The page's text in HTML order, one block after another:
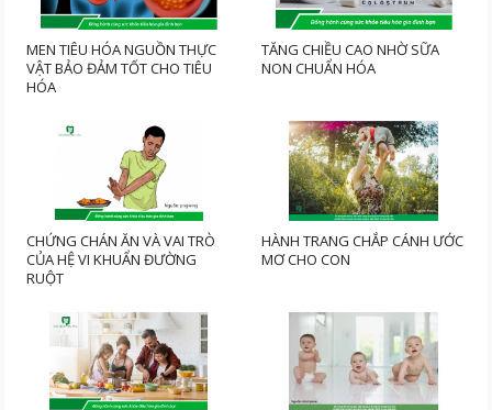
MEN TIÊU HÓA NGUỒN THỰC
VẬT BẢO ĐẢM TỐT CHO TIÊU
HÓA
TĂNG CHIỀU CAO NHỜ SỮA
NON CHUẨN HÓA
CHỨNG CHÁN ĂN VÀ VAI TRÒ
CỦA HỆ VI KHUẨN ĐƯỜNG
RUỘT
HÀNH TRANG CHẮP CÁNH ƯỚC
MƠ CHO CON